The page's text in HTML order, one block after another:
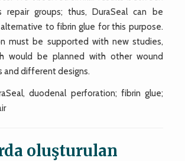
repair groups; thus, DuraSeal can be
to fibrin glue for this purpose.
must be supported with new studies,
would be planned with other wound
and different designs.
duodenal perforation; fibrin glue;
oluşturulan